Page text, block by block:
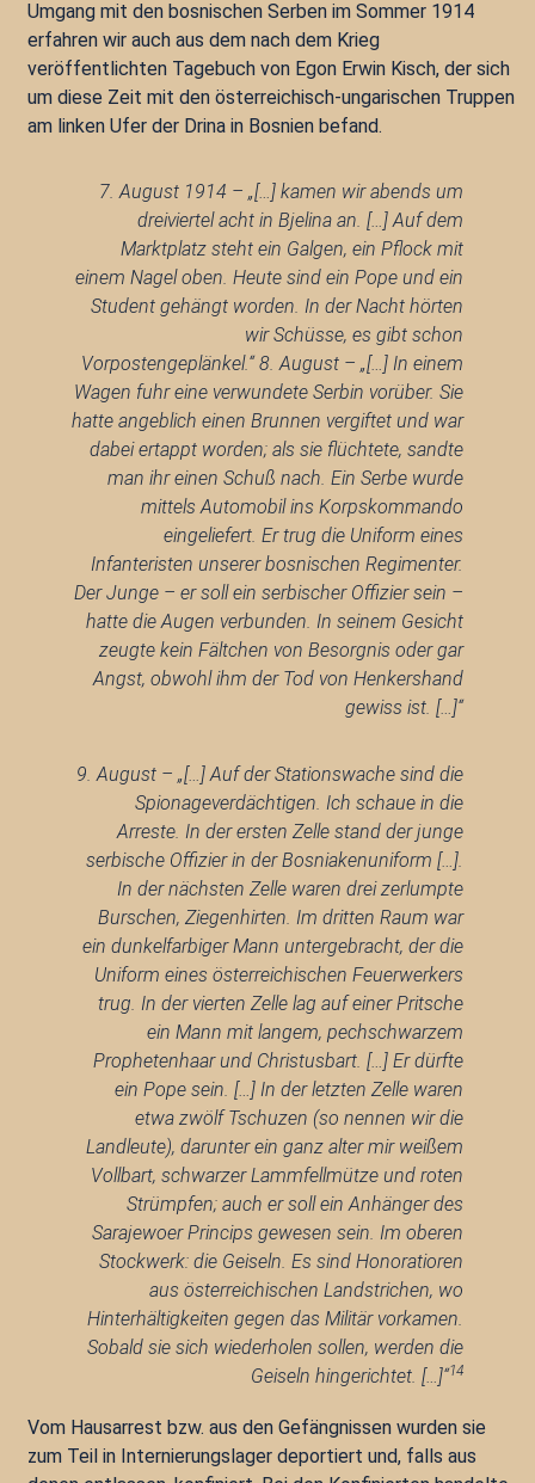
Umgang mit den bosnischen Serben im Sommer 1914
erfahren wir auch aus dem nach dem Krieg
veröffentlichten Tagebuch von Egon Erwin Kisch, der sich
um diese Zeit mit den österreichisch-ungarischen Truppen
am linken Ufer der Drina in Bosnien befand.
7. August 1914 – „[…] kamen wir abends um
dreiviertel acht in Bjelina an. […] Auf dem
Marktplatz steht ein Galgen, ein Pflock mit
einem Nagel oben. Heute sind ein Pope und ein
Student gehängt worden. In der Nacht hörten
wir Schüsse, es gibt schon
Vorpostengeplänkel.“ 8. August – „[…] In einem
Wagen fuhr eine verwundete Serbin vorüber. Sie
hatte angeblich einen Brunnen vergiftet und war
dabei ertappt worden; als sie flüchtete, sandte
man ihr einen Schuß nach. Ein Serbe wurde
mittels Automobil ins Korpskommando
eingeliefert. Er trug die Uniform eines
Infanteristen unserer bosnischen Regimenter.
Der Junge – er soll ein serbischer Offizier sein –
hatte die Augen verbunden. In seinem Gesicht
zeugte kein Fältchen von Besorgnis oder gar
Angst, obwohl ihm der Tod von Henkershand
gewiss ist. […]“
9. August – „[…] Auf der Stationswache sind die
Spionageverdächtigen. Ich schaue in die
Arreste. In der ersten Zelle stand der junge
serbische Offizier in der Bosniakenuniform […].
In der nächsten Zelle waren drei zerlumpte
Burschen, Ziegenhirten. Im dritten Raum war
ein dunkelfarbiger Mann untergebracht, der die
Uniform eines österreichischen Feuerwerkers
trug. In der vierten Zelle lag auf einer Pritsche
ein Mann mit langem, pechschwarzem
Prophetenhaar und Christusbart. […] Er dürfte
ein Pope sein. […] In der letzten Zelle waren
etwa zwölf Tschuzen (so nennen wir die
Landleute), darunter ein ganz alter mir weißem
Vollbart, schwarzer Lammfellmütze und roten
Strümpfen; auch er soll ein Anhänger des
Sarajewoer Princips gewesen sein. Im oberen
Stockwerk: die Geiseln. Es sind Honoratioren
aus österreichischen Landstrichen, wo
Hinterhältigkeiten gegen das Militär vorkamen.
Sobald sie sich wiederholen sollen, werden die
Geiseln hingerichtet. […]“14
Vom Hausarrest bzw. aus den Gefängnissen wurden sie
zum Teil in Internierungslager deportiert und, falls aus